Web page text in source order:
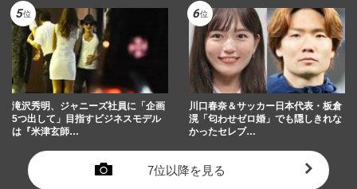
滝沢秀明、ジャニーズ社員に「企画
5つ出して」目指すビジネスモデル
は『米津玄師…
川口春奈＆サッカー日本代表・板倉
滉「匂わせゼロ婚」でも隠しきれな
かったセレブ…
7位以降を見る